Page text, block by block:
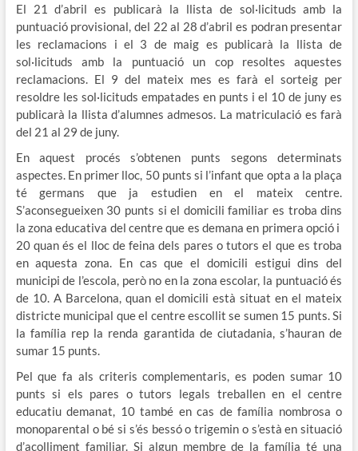
El 21 d’abril es publicarà la llista de sol·licituds amb la
puntuació provisional, del 22 al 28 d’abril es podran presentar
les reclamacions i el 3 de maig es publicarà la llista de
sol·licituds amb la puntuació un cop resoltes aquestes
reclamacions. El 9 del mateix mes es farà el sorteig per
resoldre les sol·licituds empatades en punts i el 10 de juny es
publicarà la llista d’alumnes admesos. La matriculació es farà
del 21 al 29 de juny.
En aquest procés s’obtenen punts segons determinats
aspectes. En primer lloc, 50 punts si l’infant que opta a la plaça
té germans que ja estudien en el mateix centre.
S’aconsegueixen 30 punts si el domicili familiar es troba dins
la zona educativa del centre que es demana en primera opció i
20 quan és el lloc de feina dels pares o tutors el que es troba
en aquesta zona. En cas que el domicili estigui dins del
municipi de l’escola, però no en la zona escolar, la puntuació és
de 10. A Barcelona, quan el domicili està situat en el mateix
districte municipal que el centre escollit se sumen 15 punts. Si
la família rep la renda garantida de ciutadania, s’hauran de
sumar 15 punts.
Pel que fa als criteris complementaris, es poden sumar 10
punts si els pares o tutors legals treballen en el centre
educatiu demanat, 10 també en cas de família nombrosa o
monoparental o bé si s’és bessó o trigemin o s’està en situació
d’acolliment familiar. Si algun membre de la família té una